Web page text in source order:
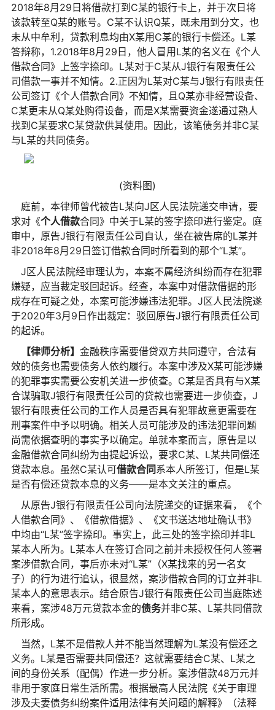
2018年8月29日将借款打到C某的银行卡上，并于次日将
该款转至Q某的账号。C某不认识Q某，既未用到分文，也
未从中牟利，贷款利息均由X某用C某的银行卡偿还。L某
答辩称，1.2018年8月29日，他人冒用L某的名义在《个人
借款合同》上签字捺印。L某对于C某从J银行有限责任公
司借款一事并不知情。2.正因为L某对C某与J银行有限责任
公司签订《个人借款合同》不知情，且Q某亦非经营设备、
C某更未从Q某处购得设备，而是X某需要资金遂通过熟人
找到C某要求C某贷款供其使用。因此，该笔债务并非C某
与L某的共同债务。
(资料图)
庭前，本律师曾代被告L某向J区人民法院递交申请，要
求对《个人借款合同》中关于L某的签字捺印进行鉴定。庭
审中，原告J银行有限责任公司自认，坐在被告席的L某并
非2018年8月29日签订借款合同时所看到的那个“L某”。
J区人民法院经审理认为，本案不属经济纠纷而存在犯罪
嫌疑，应当裁定驳回起诉。经查，本案中对借款借据的形
成存在可疑之处，本案可能涉嫌违法犯罪。J区人民法院遂
于2020年3月9日作出裁定：驳回原告J银行有限责任公司
的起诉。
【律师分析】 金融秩序需要借贷双方共同遵守，合法有
效的债务也需要债务人依约履行。本案中涉及X某可能涉嫌
的犯罪事实需要公安机关进一步侦查。C某是否具有与X某
合谋骗取J银行有限责任公司的贷款也需要进一步侦查，J
银行有限责任公司的工作人员是否具有犯罪故意更需要在
刑事案件中予以明确。相关人员可能涉及的违法犯罪问题
尚需依据查明的事实予以确定。单就本案而言，原告是以
金融借款合同纠纷为由提起诉讼，要求C某、L某共同偿还
贷款本息。虽然C某认可借款合同系本人所签订，但是L某
是否有偿还贷款本息的义务——是本文关注的重点。
从原告J银行有限责任公司向法院递交的证据来看，《个
人借款合同》、《借款借据》、《文书送达地址确认书》
中均由“L某”签字捺印。事实上，此三处的签字捺印并非L
某本人所为。L某本人在签订合同之前并未授权任何人签署
案涉借款合同，事后亦未对“L某”（X某找来的另一名女
子）的行为进行追认，很显然，案涉借款合同的订立并非L
某本人的意思表示。结合原告J银行有限责任公司当庭陈述
来看，案涉48万元贷款本金的债务并非C某、L某共同借款
所形成。
当然，L某不是借款人并不能当然理解为L某没有偿还之
义务。L某是否需要共同偿还？这就需要结合C某、L某之
间的身份关系（配偶）作进一步分析。案涉借款48万元并
非用于家庭日常生活所需。根据最高人民法院《关于审理
涉及夫妻债务纠纷案件适用法律有关问题的解释》（法释